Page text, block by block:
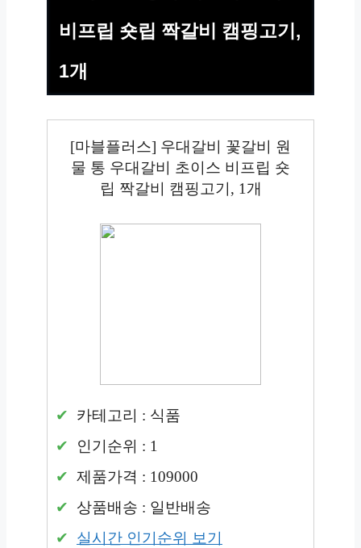
비프립 숏립 짝갈비 캠핑고기,
1개
[마블플러스] 우대갈비 꽃갈비 원
물 통 우대갈비 초이스 비프립 숏
립 짝갈비 캠핑고기, 1개
카테고리 : 식품
인기순위 : 1
제품가격 : 109000
상품배송 : 일반배송
실시간 인기순위 보기